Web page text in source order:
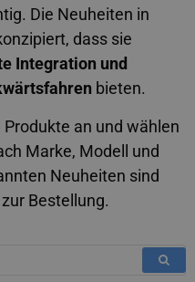
Die Neuheiten in
dass sie
Integration und
bieten.
an und wählen
Marke, Modell und
Neuheiten sind
Bestellung.